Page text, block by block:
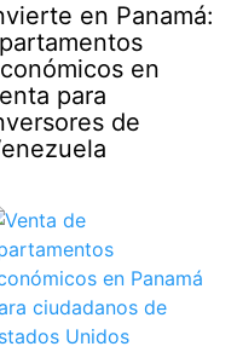
en Panamá:
en
para
de